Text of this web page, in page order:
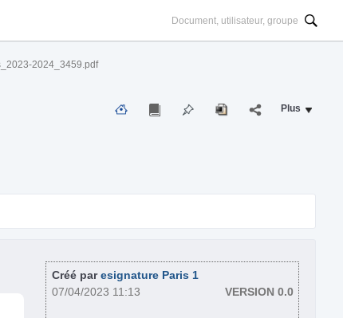
2024_3459.pdf
Plus
Créé paresignature Paris 1
07/04/2023 11:13
VERSION 0.0